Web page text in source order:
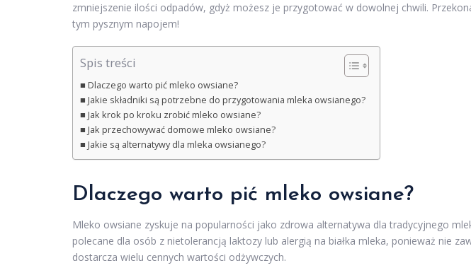
zmniejszenie ilości odpadów, gdyż możesz je przygotować w dowolnej chwili.
tym pysznym napojem!
Spis treści
Dlaczego warto pić mleko owsiane?
Jakie składniki są potrzebne do przygotowania mleka owsianego?
Jak krok po kroku zrobić mleko owsiane?
Jak przechowywać domowe mleko owsiane?
Jakie są alternatywy dla mleka owsianego?
Dlaczego warto pić mleko owsiane?
Mleko owsiane zyskuje na popularności jako zdrowa alternatywa dla tradycyjnego
polecane dla osób z nietolerancją laktozy lub alergią na białka mleka, ponieważ nie
dostarcza wielu cennych wartości odżywczych.